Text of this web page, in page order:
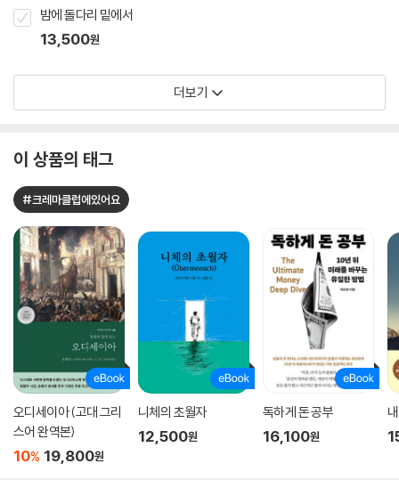
밤에 돌다리 밑에서
13,500원
더보기
이 상품의 태그
#크레마클럽에있어요
오디세이아 (고대 그리
스어 완역본)
10% 19,800원
니체의 초월자
12,500원
독하게 돈 공부
16,100원